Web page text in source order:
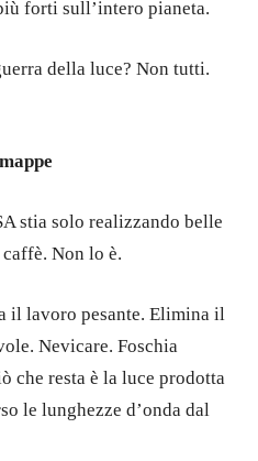
forti sull’intero pianeta.
della luce? Non tutti.
stia solo realizzando belle
Non lo è.
il lavoro pesante. Elimina il
Nevicare. Foschia
che resta è la luce prodotta
le lunghezze d’onda dal